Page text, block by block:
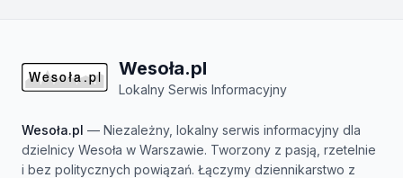
Wesoła.pl
Lokalny Serwis Informacyjny
Wesoła.pl — Niezależny, lokalny serwis informacyjny dla
dzielnicy Wesoła w Warszawie. Tworzony z pasją, rzetelnie
i bez politycznych powiązań. Łączymy dziennikarstwo z